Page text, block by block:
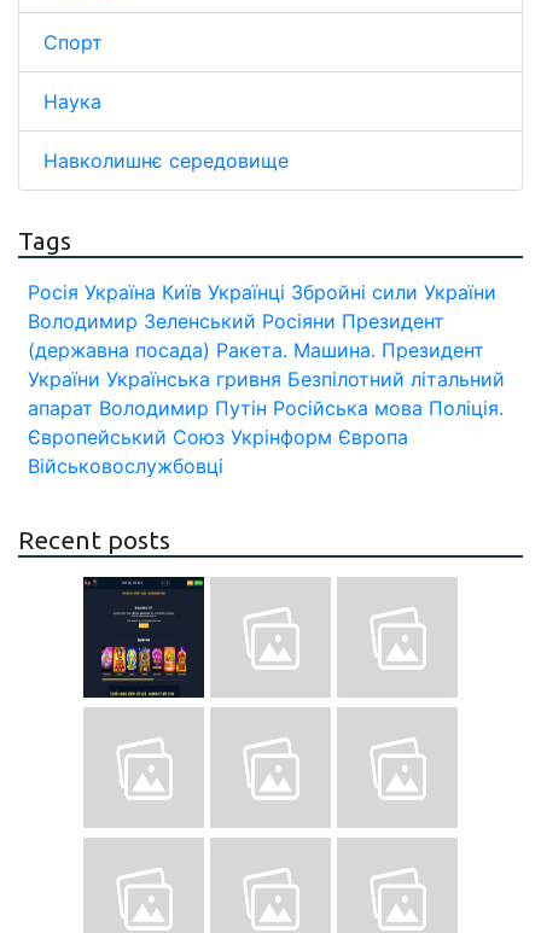
Спорт
Наука
Навколишнє середовище
Tags
Росія Україна Київ Українці Збройні сили України
Володимир Зеленський Росіяни Президент
(державна посада) Ракета. Машина. Президент
України Українська гривня Безпілотний літальний
апарат Володимир Путін Російська мова Поліція.
Європейський Союз Укрінформ Європа
Військовослужбовці
Recent posts